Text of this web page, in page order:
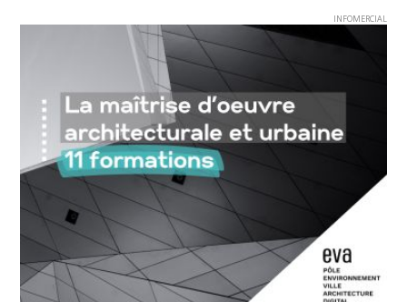
INFOMERCIAL